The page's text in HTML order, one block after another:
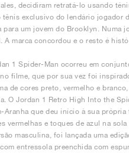
decidiram retratá-lo usando
exclusivo do lendário jogador
um jovem do Brooklyn. Numa
A marca concordou e o resto é
1 Spider-Man ocorreu em
filme, que por sua vez foi
de cores preto, vermelho e
O Jordan 1 Retro High Into the
Aranha que deu início à sua
vermelhas e toques de azul na
masculina, foi lançada uma
entressola preenchida com